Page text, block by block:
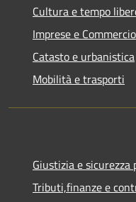
Cultura e tempo
Imprese e Commercio
Catasto e urbanistica
Mobilità e trasporti
Giustizia e sicurezza
Tributi,finanze e